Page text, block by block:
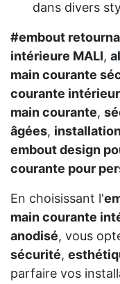
dans divers
#embout
intérieure MALI,
main courante
courante
main courante,
âgées,
embout design
courante pour
En choisissant l'
main courante
anodisé, vous
sécurité,
parfaire vos